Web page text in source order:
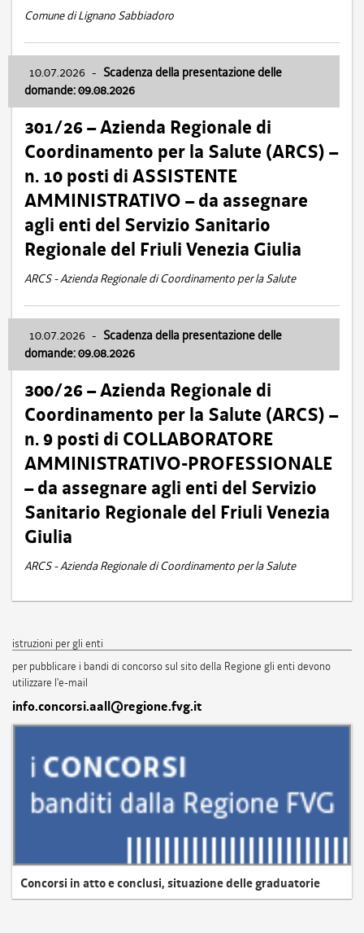
Comune di Lignano Sabbiadoro
10.07.2026 - Scadenza della presentazione delle
domande: 09.08.2026
301/26 – Azienda Regionale di
Coordinamento per la Salute (ARCS) –
n. 10 posti di ASSISTENTE
AMMINISTRATIVO – da assegnare
agli enti del Servizio Sanitario
Regionale del Friuli Venezia Giulia
ARCS - Azienda Regionale di Coordinamento per la Salute
10.07.2026 - Scadenza della presentazione delle
domande: 09.08.2026
300/26 – Azienda Regionale di
Coordinamento per la Salute (ARCS) –
n. 9 posti di COLLABORATORE
AMMINISTRATIVO-PROFESSIONALE
– da assegnare agli enti del Servizio
Sanitario Regionale del Friuli Venezia
Giulia
ARCS - Azienda Regionale di Coordinamento per la Salute
istruzioni per gli enti
per pubblicare i bandi di concorso sul sito della Regione gli enti devono
utilizzare l'e-mail
info.concorsi.aall@regione.fvg.it
Concorsi in atto e conclusi, situazione delle graduatorie